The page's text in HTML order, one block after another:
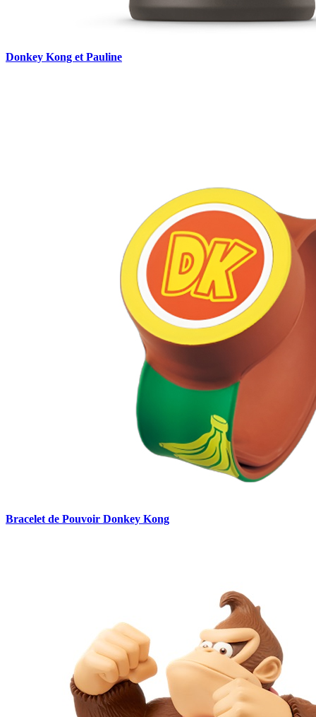
Donkey Kong et Pauline
Bracelet de Pouvoir Donkey Kong